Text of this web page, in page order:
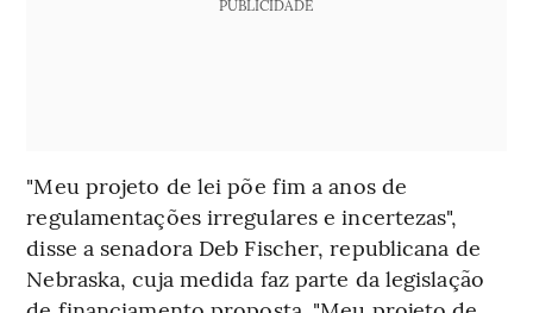
PUBLICIDADE
"Meu projeto de lei põe fim a anos de
regulamentações irregulares e incertezas",
disse a senadora Deb Fischer, republicana de
Nebraska, cuja medida faz parte da legislação